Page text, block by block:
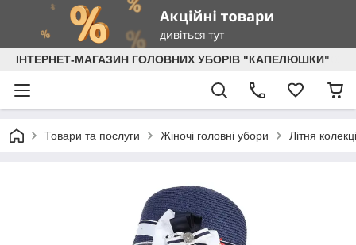
ІНТЕРНЕТ-МАГАЗИН ГОЛОВНИХ УБОРІВ "КАПЕЛЮШКИ"
Товари та послуги Жіночі головні убори Літня